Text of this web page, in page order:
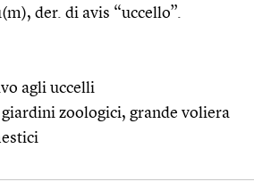
der. di avis “uccello”.
agli uccelli
zoologici, grande voliera